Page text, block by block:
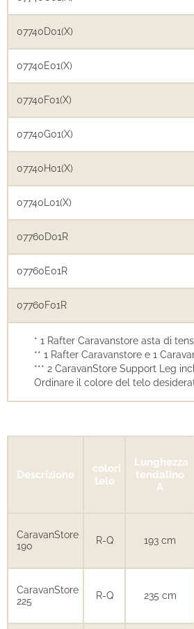
07740D01(X)
07740E01(X)
07740F01(X)
07740G01(X)
07740H01(X)
07740L01(X)
07760D01R
07760E01R
07760F01R
* 1 Rafter Caravanstore asta di
** 1 Rafter Caravanstore e 1
*** 2 CaravanStore Support Leg
Ordinare il colore del telo
Descrizione
colori
telo
Lunghezza
tendalino
A
CaravanStore
190
R-Q 193 cm
CaravanStore
225
R-Q 235 cm